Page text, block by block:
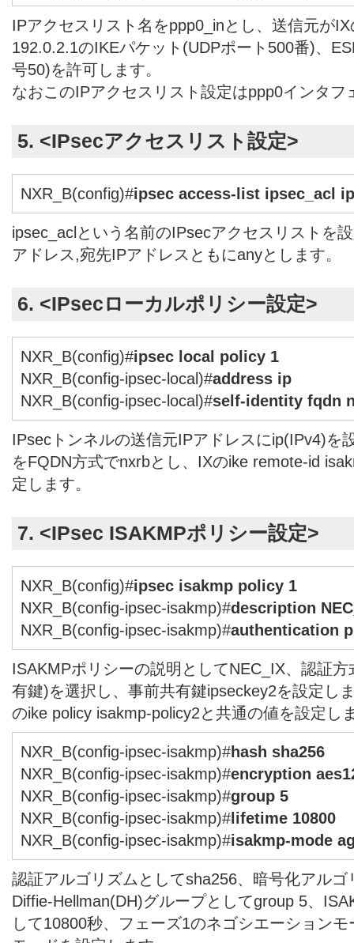
IPアクセスリスト名をppp0_inとし、送信元が
192.0.2.1のIKEパケット(UDPポート500番)、
号50)を許可します。
なおこのIPアクセスリスト設定はppp0インタ
5. <IPsecアクセスリスト設定>
NXR_B(config)#ipsec access-list ipsec_acl
ipsec_aclという名前のIPsecアクセスリストを
アドレス,宛先IPアドレスともにanyとします。
6. <IPsecローカルポリシー設定>
NXR_B(config)#ipsec local policy 1
NXR_B(config-ipsec-local)#address ip
NXR_B(config-ipsec-local)#self-identity fqdn
IPsecトンネルの送信元IPアドレスにip(IPv4)を
をFQDN方式でnxrbとし、IXのike remote-id
定します。
7. <IPsec ISAKMPポリシー設定>
NXR_B(config)#ipsec isakmp policy 1
NXR_B(config-ipsec-isakmp)#description
NXR_B(config-ipsec-isakmp)#authentication
ISAKMPポリシーの説明としてNEC_IX、認証
有鍵)を選択し、事前共有鍵ipseckey2を設定し
のike policy isakmp-policy2と共通の値を設定し
NXR_B(config-ipsec-isakmp)#hash sha256
NXR_B(config-ipsec-isakmp)#encryption
NXR_B(config-ipsec-isakmp)#group 5
NXR_B(config-ipsec-isakmp)#lifetime 10800
NXR_B(config-ipsec-isakmp)#isakmp-mode
認証アルゴリズムとしてsha256、暗号化アル
Diffie-Hellman(DH)グループとしてgroup 5、
して10800秒、フェーズ1のネゴシエーション